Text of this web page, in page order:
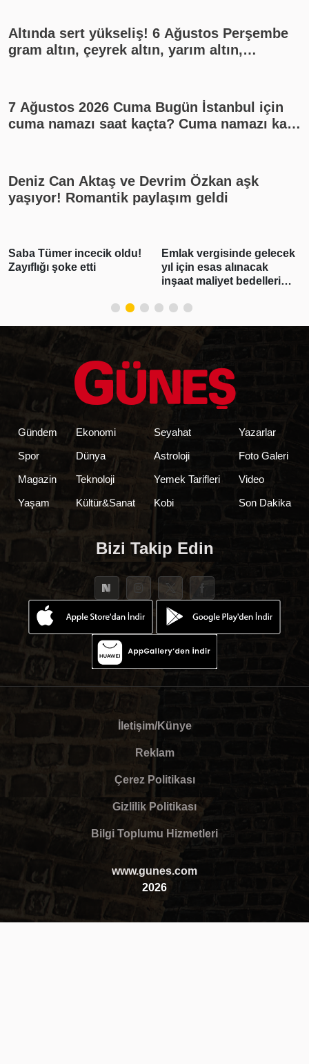
Altında sert yükseliş! 6 Ağustos Perşembe
gram altın, çeyrek altın, yarım altın,
7 Ağustos 2026 Cuma Bugün İstanbul için
cuma namazı saat kaçta? Cuma namazı kaç
Deniz Can Aktaş ve Devrim Özkan aşk
yaşıyor! Romantik paylaşım geldi
Saba Tümer incecik oldu!
Zayıflığı şoke etti
Emlak vergisinde gelecek
yıl için esas alınacak
inşaat maliyet bedelleri
Gündem
Spor
Magazin
Yaşam
Ekonomi
Dünya
Teknoloji
Kültür&Sanat
Seyahat
Astroloji
Yemek Tarifleri
Kobi
Yazarlar
Foto Galeri
Video
Son Dakika
Bizi Takip Edin
İletişim/Künye
Reklam
Çerez Politikası
Gizlilik Politikası
Bilgi Toplumu Hizmetleri
www.gunes.com
2026